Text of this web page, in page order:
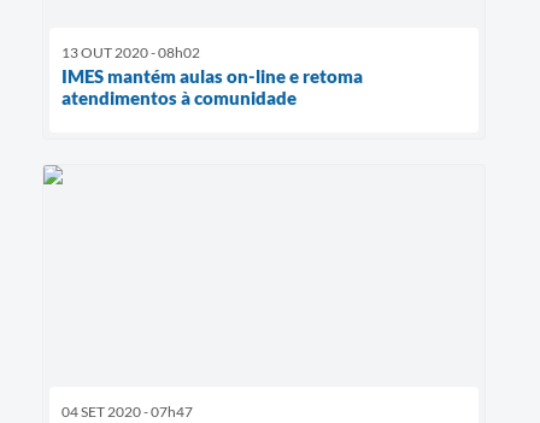
13 OUT 2020 - 08h02
IMES mantém aulas on-line e retoma
atendimentos à comunidade
04 SET 2020 - 07h47